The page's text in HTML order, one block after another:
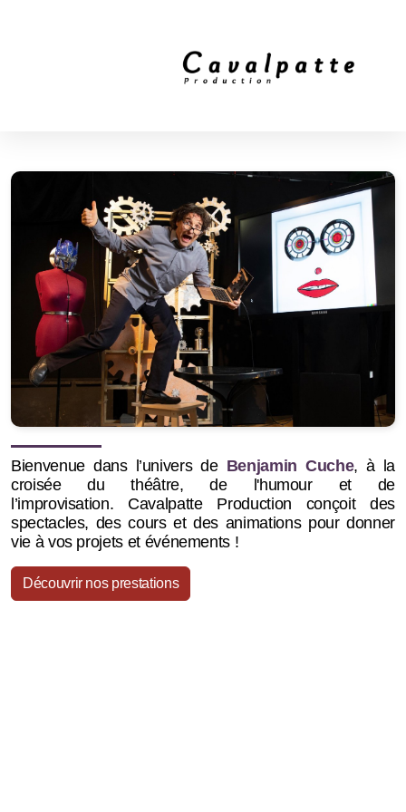
Bienvenue dans l’univers de Benjamin Cuche, à la
croisée du théâtre, de l'humour et de
l’improvisation. Cavalpatte Production conçoit des
spectacles, des cours et des animations pour donner
vie à vos projets et événements !
Découvrir nos prestations